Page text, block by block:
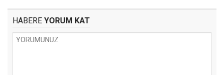
HABERE YORUM KAT